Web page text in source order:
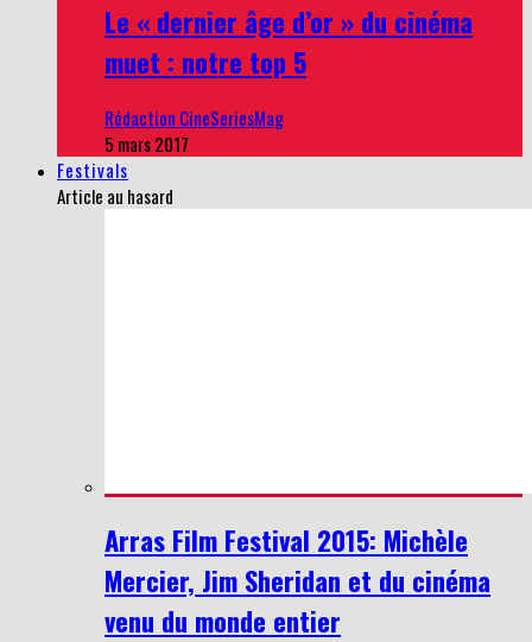
Le « dernier âge d’or » du cinéma
muet : notre top 5
Rédaction CineSeriesMag
5 mars 2017
Festivals
Article au hasard
Arras Film Festival 2015: Michèle
Mercier, Jim Sheridan et du cinéma
venu du monde entier